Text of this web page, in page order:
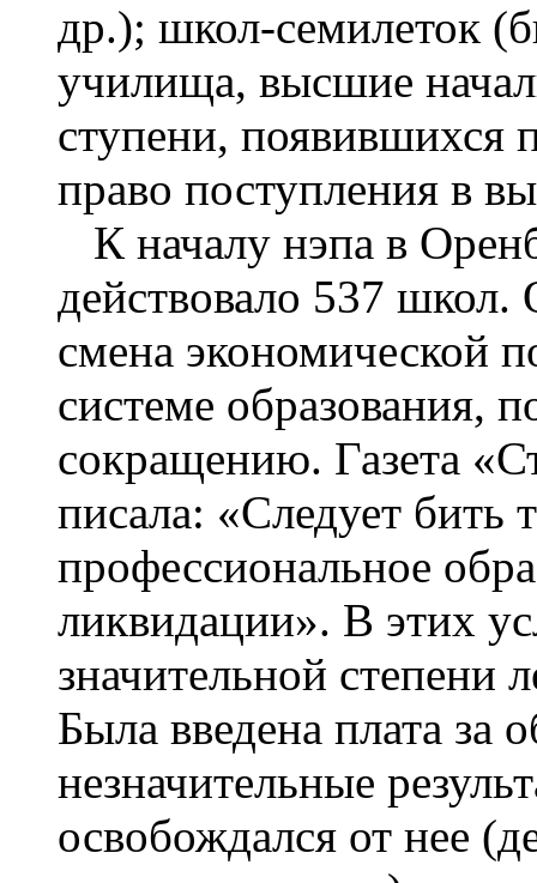
др.); школ-семилеток
училища, высшие
ступени, появившихся
право поступления в
К началу нэпа в
действовало 537 школ.
смена экономической
системе образования,
сокращению. Газета
писала: «Следует бить
профессиональное
ликвидации». В этих
значительной степени
Была введена плата за
незначительные
освобождался от нее